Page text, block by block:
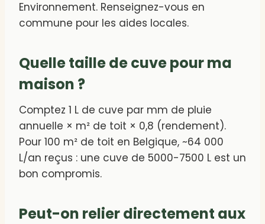
Environnement. Renseignez-vous en
commune pour les aides locales.
Quelle taille de cuve pour ma
maison ?
Comptez 1 L de cuve par mm de pluie
annuelle × m² de toit × 0,8 (rendement).
Pour 100 m² de toit en Belgique, ~64 000
L/an reçus : une cuve de 5000-7500 L est un
bon compromis.
Peut-on relier directement aux